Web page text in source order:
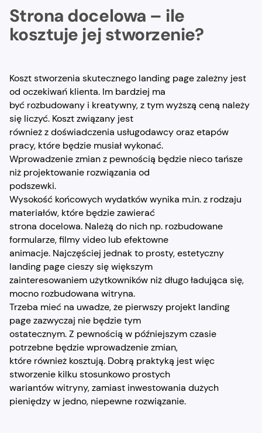
Strona docelowa – ile
kosztuje jej stworzenie?
Koszt stworzenia skutecznego landing page zależny jest
od oczekiwań klienta. Im bardziej ma
być rozbudowany i kreatywny, z tym wyższą ceną należy
się liczyć. Koszt związany jest
również z doświadczenia usługodawcy oraz etapów
pracy, które będzie musiał wykonać.
Wprowadzenie zmian z pewnością będzie nieco tańsze
niż projektowanie rozwiązania od
podszewki.
Wysokość końcowych wydatków wynika m.in. z rodzaju
materiałów, które będzie zawierać
strona docelowa. Należą do nich np. rozbudowane
formularze, filmy video lub efektowne
animacje. Najczęściej jednak to prosty, estetyczny
landing page cieszy się większym
zainteresowaniem użytkowników niż długo ładująca się,
mocno rozbudowana witryna.
Trzeba mieć na uwadze, że pierwszy projekt landing
page zazwyczaj nie będzie tym
ostatecznym. Z pewnością w późniejszym czasie
potrzebne będzie wprowadzenie zmian,
które również kosztują. Dobrą praktyką jest więc
stworzenie kilku stosunkowo prostych
wariantów witryny, zamiast inwestowania dużych
pieniędzy w jedno, niepewne rozwiązanie.